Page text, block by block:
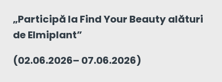
„Participă la Find Your Beauty alături
de Elmiplant”
(02.06.2026– 07.06.2026)